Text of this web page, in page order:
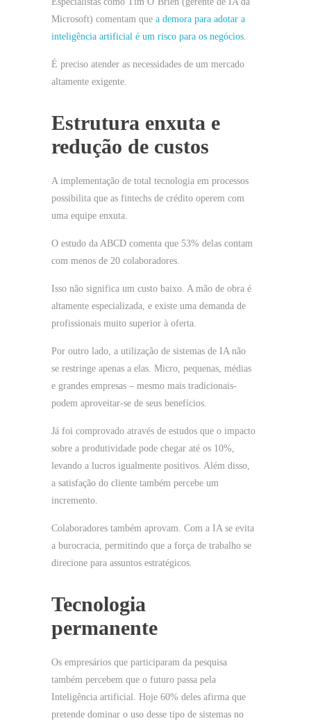
Microsoft) comentam que a demora para adotar a
inteligência artificial é um risco para os negócios.
É preciso atender as necessidades de um mercado
altamente exigente.
Estrutura enxuta e
redução de custos
A implementação de total tecnologia em processos
possibilita que as fintechs de crédito operem com
uma equipe enxuta.
O estudo da ABCD comenta que 53% delas contam
com menos de 20 colaboradores.
Isso não significa um custo baixo. A mão de obra é
altamente especializada, e existe uma demanda de
profissionais muito superior à oferta.
Por outro lado, a utilização de sistemas de IA não
se restringe apenas a elas. Micro, pequenas, médias
e grandes empresas – mesmo mais tradicionais-
podem aproveitar-se de seus benefícios.
Já foi comprovado através de estudos que o impacto
sobre a produtividade pode chegar até os 10%,
levando a lucros igualmente positivos. Além disso,
a satisfação do cliente também percebe um
incremento.
Colaboradores também aprovam. Com a IA se evita
a burocracia, permitindo que a força de trabalho se
direcione para assuntos estratégicos.
Tecnologia
permanente
Os empresários que participaram da pesquisa
também percebem que o futuro passa pela
Inteligência artificial. Hoje 60% deles afirma que
pretende dominar o uso desse tipo de sistemas no